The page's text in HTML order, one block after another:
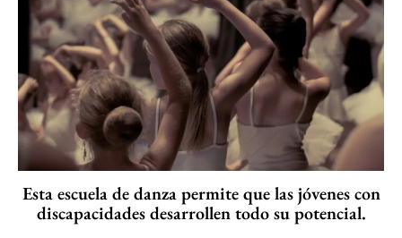
Esta escuela de danza permite que las jóvenes con
discapacidades desarrollen todo su potencial.